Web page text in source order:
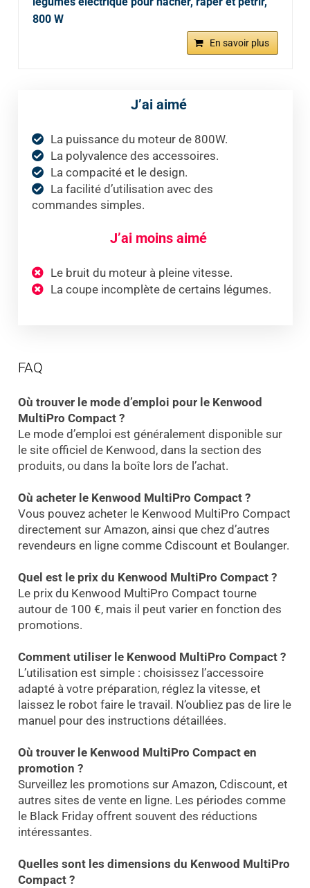
800 W
En savoir plus
J’ai aimé
La puissance du moteur de 800W.
La polyvalence des accessoires.
La compacité et le design.
La facilité d’utilisation avec des
commandes simples.
J’ai moins aimé
Le bruit du moteur à pleine vitesse.
La coupe incomplète de certains légumes.
FAQ
Où trouver le mode d’emploi pour le Kenwood
MultiPro Compact ?
Le mode d’emploi est généralement disponible sur
le site officiel de Kenwood, dans la section des
produits, ou dans la boîte lors de l’achat.
Où acheter le Kenwood MultiPro Compact ?
Vous pouvez acheter le Kenwood MultiPro Compact
directement sur Amazon, ainsi que chez d’autres
revendeurs en ligne comme Cdiscount et Boulanger.
Quel est le prix du Kenwood MultiPro Compact ?
Le prix du Kenwood MultiPro Compact tourne
autour de 100 €, mais il peut varier en fonction des
promotions.
Comment utiliser le Kenwood MultiPro Compact ?
L’utilisation est simple : choisissez l’accessoire
adapté à votre préparation, réglez la vitesse, et
laissez le robot faire le travail. N’oubliez pas de lire le
manuel pour des instructions détaillées.
Où trouver le Kenwood MultiPro Compact en
promotion ?
Surveillez les promotions sur Amazon, Cdiscount, et
autres sites de vente en ligne. Les périodes comme
le Black Friday offrent souvent des réductions
intéressantes.
Quelles sont les dimensions du Kenwood MultiPro
Compact ?